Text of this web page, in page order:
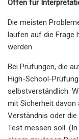
Offen für
Die meisten
laufen auf die Frage
werden.
Bei Prüfungen, die
High-School-
selbstverständlich.
mit Sicherheit davon
Verständnis oder die
Test messen soll.